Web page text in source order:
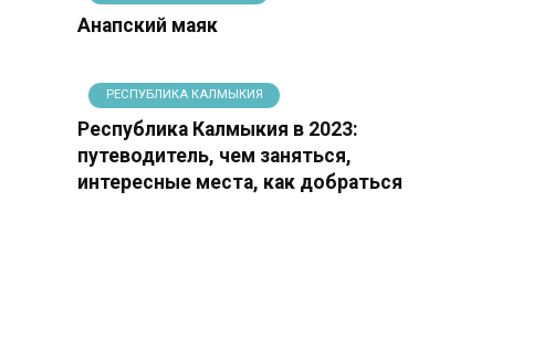
Анапский маяк
РЕСПУБЛИКА КАЛМЫКИЯ
Республика Калмыкия в 2023:
путеводитель, чем заняться,
интересные места, как добраться